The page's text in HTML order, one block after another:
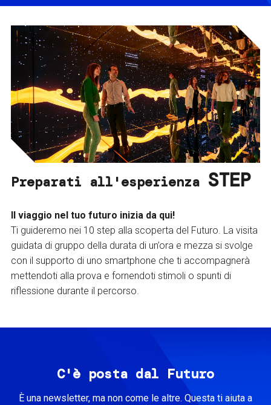
Preparati all'esperienza STEP
Il viaggio nel tuo futuro inizia da qui!
Ti guideremo nei 10 step alla scoperta del Futuro. La visita
guidata di gruppo della durata di un’ora e mezza si svolge
con il supporto di uno smartphone che ti accompagnerà
mettendoti alla prova e fornendoti stimoli o spunti di
riflessione durante il percorso.
C'è posta dal Futuro
È una newsletter, ma non come le altre. Questa ti aiuta a